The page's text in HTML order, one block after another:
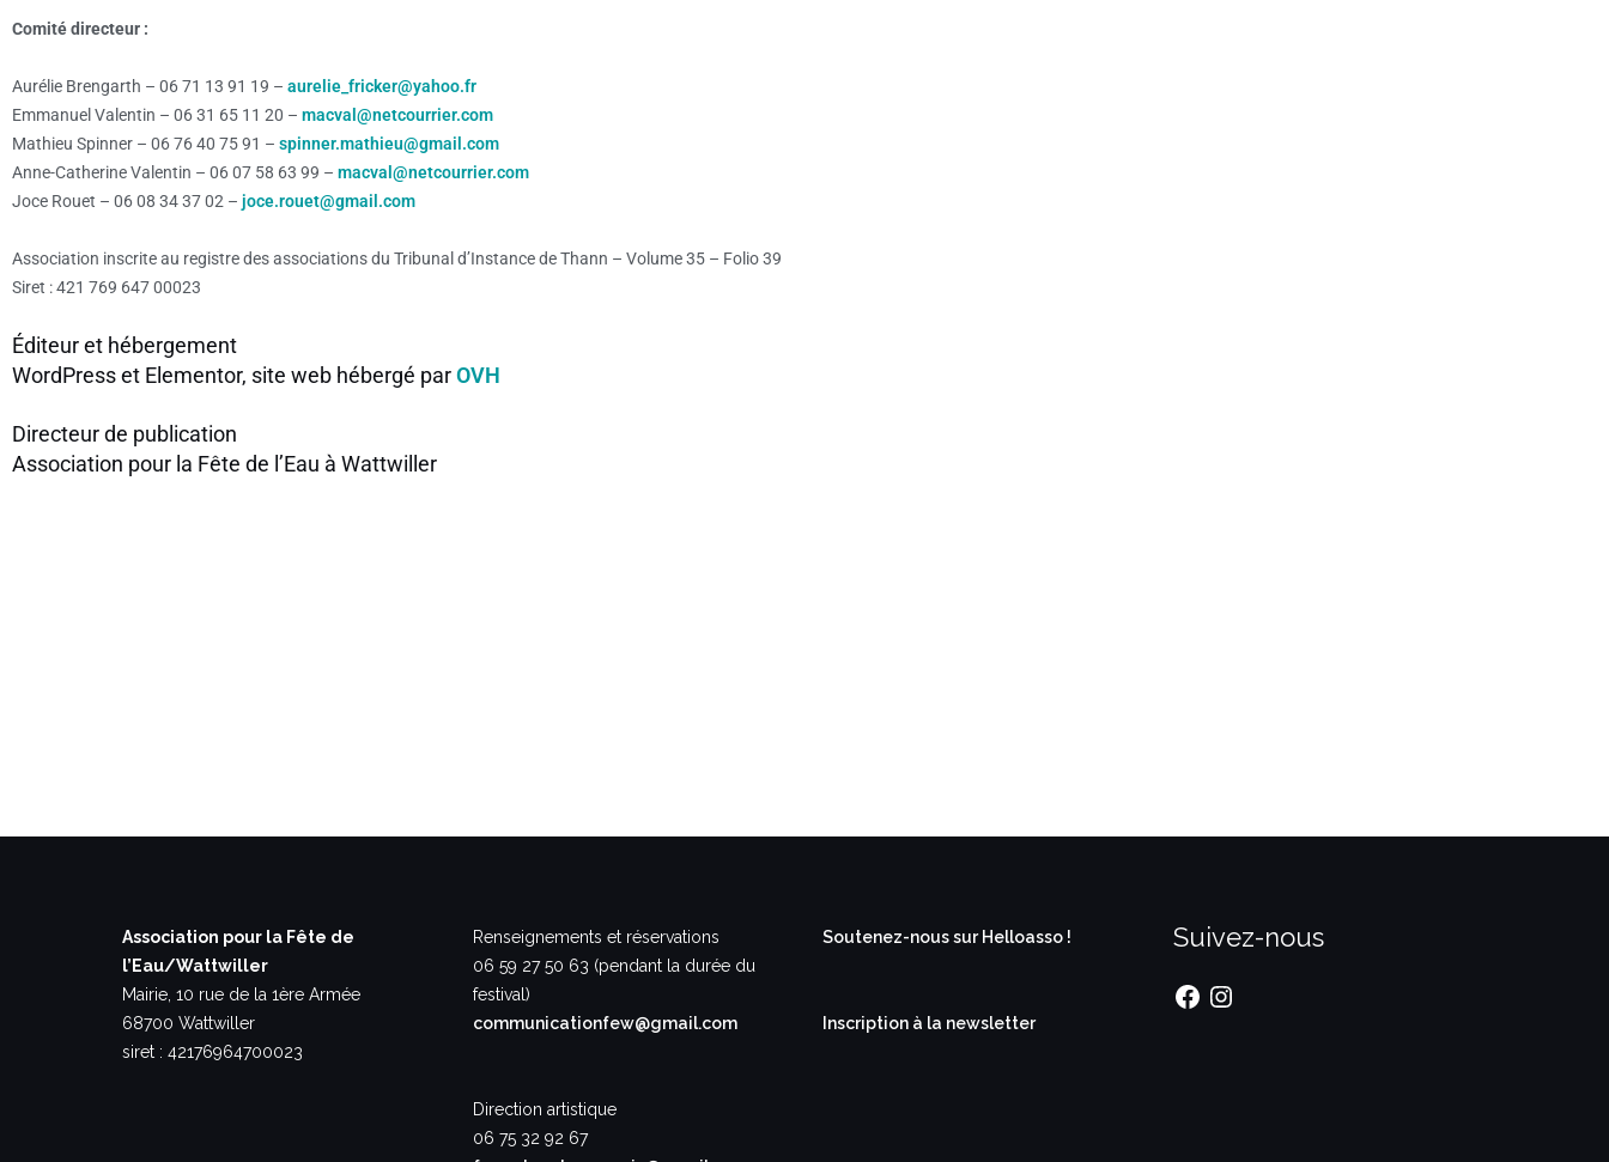
Comité directeur :
Aurélie Brengarth – 06 71 13 91 19 – aurelie_fricker@yahoo.fr
Emmanuel Valentin – 06 31 65 11 20 – macval@netcourrier.com
Mathieu Spinner – 06 76 40 75 91 – spinner.mathieu@gmail.com
Anne-Catherine Valentin – 06 07 58 63 99 – macval@netcourrier.com
Joce Rouet – 06 08 34 37 02 – joce.rouet@gmail.com
Association inscrite au registre des associations du Tribunal d’Instance de Thann – Volume 35 – Folio 39
Siret : 421 769 647 00023
Éditeur et hébergement
WordPress et Elementor, site web hébergé parOVH
Directeur de publication
Association pour la Fête de l’Eau à Wattwiller
Association pour la Fête de
l’Eau/Wattwiller
Mairie, 10 rue de la 1ère Armée
68700 Wattwiller
siret : 42176964700023
Renseignements et réservations
06 59 27 50 63 (pendant la durée du
festival)
communicationfew@gmail.com
Direction artistique
06 75 32 92 67
Soutenez-nous sur Helloasso !
Inscription à la newsletter
Suivez-nous